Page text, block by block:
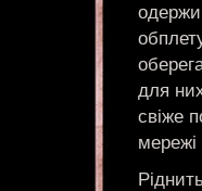
для
свіже